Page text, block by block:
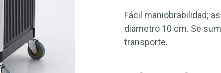
Fácil maniobrabilidad;
diámetro 10 cm. Se
transporte.